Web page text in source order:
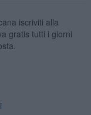
iscriviti alla
gratis tutti i giorni